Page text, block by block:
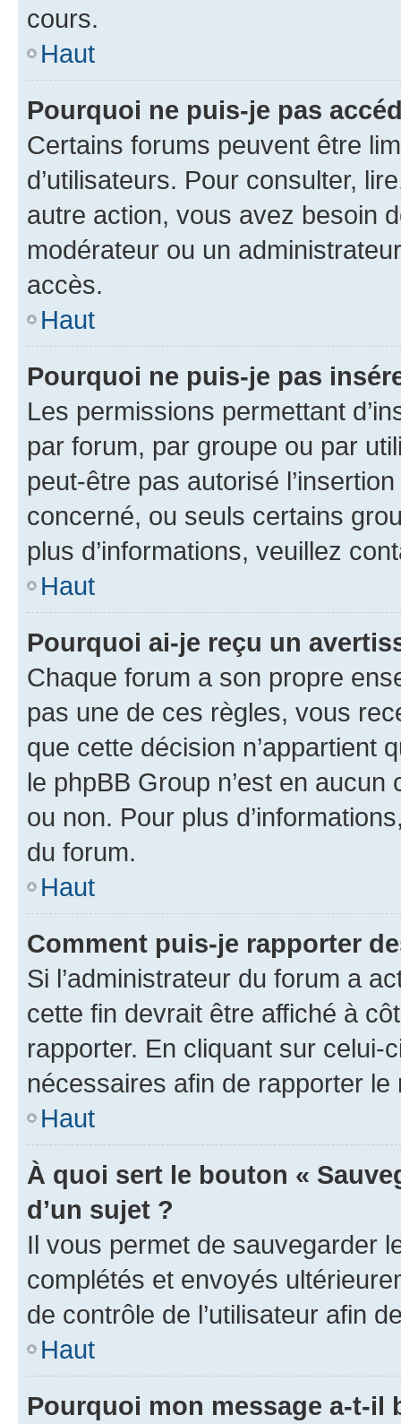
cours.
Haut
Pourquoi ne puis-je pas
Certains forums peuvent être
d’utilisateurs. Pour consulter,
autre action, vous avez besoin
modérateur ou un
accès.
Haut
Pourquoi ne puis-je pas
Les permissions permettant
par forum, par groupe ou par
peut-être pas autorisé
concerné, ou seuls certains
plus d’informations, veuillez
Haut
Pourquoi ai-je reçu un
Chaque forum a son propre
pas une de ces règles, vous
que cette décision n’appartient
le phpBB Group n’est en
ou non. Pour plus
du forum.
Haut
Comment puis-je rapporter
Si l’administrateur du forum a
cette fin devrait être affiché à
rapporter. En cliquant sur
nécessaires afin de rapporter le
Haut
À quoi sert le bouton «
d’un sujet ?
Il vous permet de sauvegarder
complétés et envoyés
de contrôle de l’utilisateur afin
Haut
Pourquoi mon message a-t-il